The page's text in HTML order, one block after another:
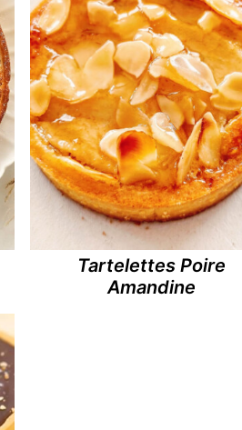
Tartelettes Poire
Amandine